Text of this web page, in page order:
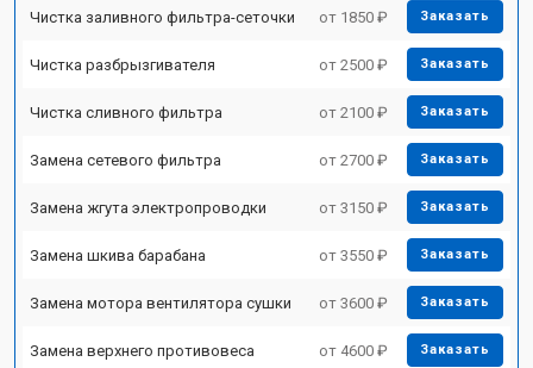
Чистка заливного фильтра-сеточки от 1850 ₽ Заказать
Чистка разбрызгивателя от 2500 ₽ Заказать
Чистка сливного фильтра от 2100 ₽ Заказать
Замена сетевого фильтра от 2700 ₽ Заказать
Замена жгута электропроводки от 3150 ₽ Заказать
Замена шкива барабана от 3550 ₽ Заказать
Замена мотора вентилятора сушки от 3600 ₽ Заказать
Замена верхнего противовеса от 4600 ₽ Заказать